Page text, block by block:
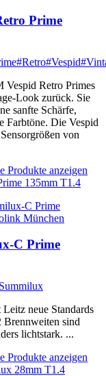
Prime
#Retro#Vespid
Retro Primes
Look zurück. Sie
sanfte Schärfe,
Farbtöne. Die Vespid
von
Produkte anzeigen
135mm T1.4
C Prime
neue Standards
sind
lichtstark. ...
Produkte anzeigen
28mm T1.4